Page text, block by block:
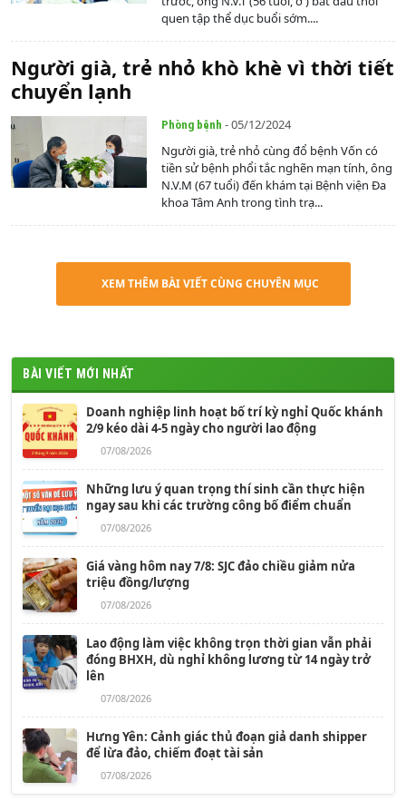
quen tập thể dục buổi sớm....
Người già, trẻ nhỏ khò khè vì thời tiết
chuyển lạnh
Phòng bệnh - 05/12/2024
Người già, trẻ nhỏ cùng đổ bệnh Vốn có
tiền sử bệnh phổi tắc nghẽn mạn tính, ông
N.V.M (67 tuổi) đến khám tại Bệnh viện Đa
khoa Tâm Anh trong tình trạ...
XEM THÊM BÀI VIẾT CÙNG CHUYÊN MỤC
BÀI VIẾT MỚI NHẤT
Doanh nghiệp linh hoạt bố trí kỳ nghỉ Quốc khánh
2/9 kéo dài 4-5 ngày cho người lao động
07/08/2026
Những lưu ý quan trọng thí sinh cần thực hiện
ngay sau khi các trường công bố điểm chuẩn
07/08/2026
Giá vàng hôm nay 7/8: SJC đảo chiều giảm nửa
triệu đồng/lượng
07/08/2026
Lao động làm việc không trọn thời gian vẫn phải
đóng BHXH, dù nghỉ không lương từ 14 ngày trở
lên
07/08/2026
Hưng Yên: Cảnh giác thủ đoạn giả danh shipper
để lừa đảo, chiếm đoạt tài sản
07/08/2026